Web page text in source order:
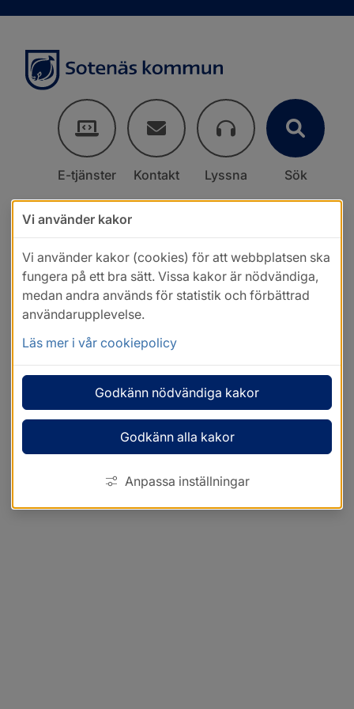
E-tjänster Kontakt Lyssna Sök
Vi använder kakor
Vi använder kakor (cookies) för att webbplatsen ska
fungera på ett bra sätt. Vissa kakor är nödvändiga,
medan andra används för statistik och förbättrad
användarupplevelse.
Läs mer i vår cookiepolicy
Godkänn nödvändiga kakor
Godkänn alla kakor
Anpassa inställningar